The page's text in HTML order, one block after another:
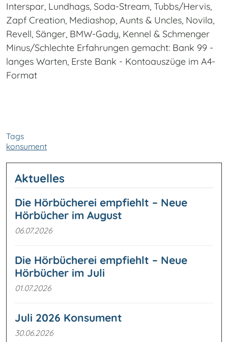
Interspar, Lundhags, Soda-Stream, Tubbs/Hervis,
Zapf Creation, Mediashop, Aunts & Uncles, Novila,
Revell, Sänger, BMW-Gady, Kennel & Schmenger
Minus/Schlechte Erfahrungen gemacht: Bank 99 -
langes Warten, Erste Bank - Kontoauszüge im A4-
Format
Tags
konsument
Aktuelles
Die Hörbücherei empfiehlt – Neue
Hörbücher im August
06.07.2026
Die Hörbücherei empfiehlt – Neue
Hörbücher im Juli
01.07.2026
Juli 2026 Konsument
30.06.2026